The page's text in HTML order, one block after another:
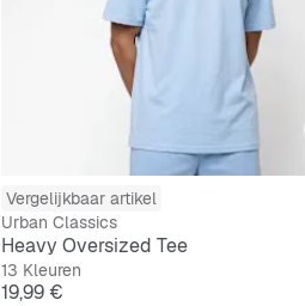
Vergelijkbaar artikel
Urban Classics
Heavy Oversized Tee
13 Kleuren
Prijs
19,99 €